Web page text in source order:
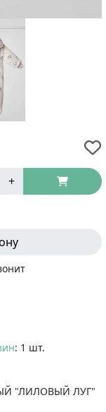
+
: 1 шт.
"ЛИЛОВЫЙ ЛУГ"